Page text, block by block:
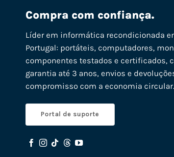
Compra com confiança.
Líder em informática recondicionada
Portugal: portáteis, computadores,
componentes testados e certificados,
garantia até 3 anos, envios e
compromisso com a economia circular.
Portal de suporte